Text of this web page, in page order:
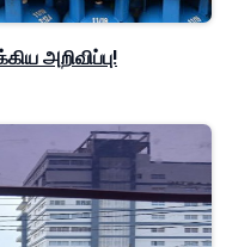
அறிவிப்பு!